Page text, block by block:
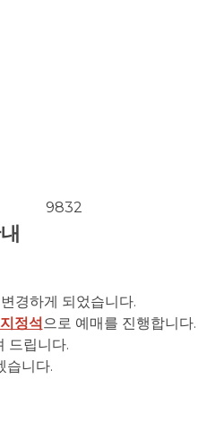
9832
변경하게 되었습니다.
정석 으로 예매를 진행합니다.
드립니다.
습니다.